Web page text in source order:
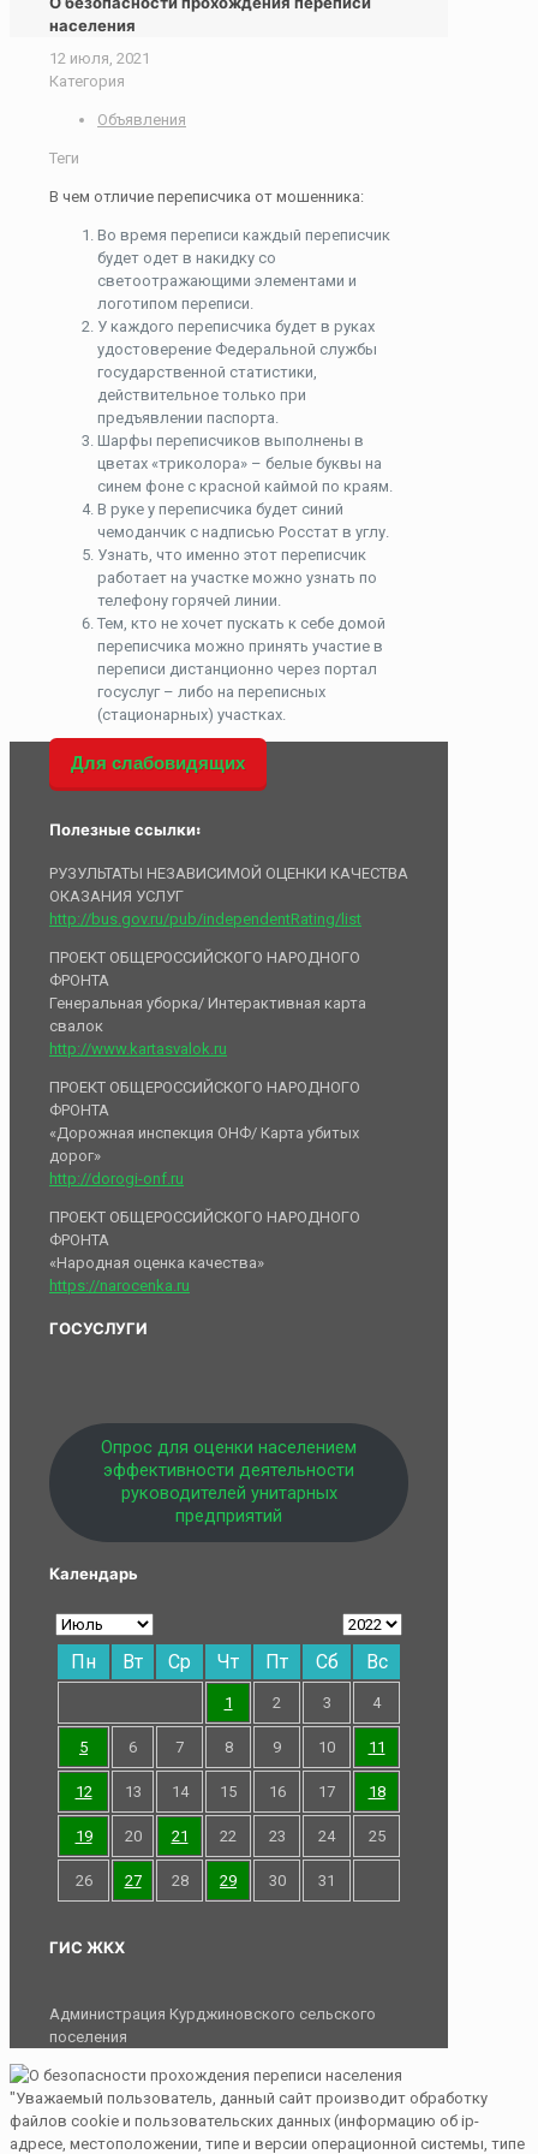
населения
12 июля, 2021
Категория
Объявления
Теги
В чем отличие переписчика от мошенника:
Во время переписи каждый переписчик
будет одет в накидку со
светоотражающими элементами и
логотипом переписи.
У каждого переписчика будет в руках
удостоверение Федеральной службы
государственной статистики,
действительное только при
предъявлении паспорта.
Шарфы переписчиков выполнены в
цветах «триколора» – белые буквы на
синем фоне с красной каймой по краям.
В руке у переписчика будет синий
чемоданчик с надписью Росстат в углу.
Узнать, что именно этот переписчик
работает на участке можно узнать по
телефону горячей линии.
Тем, кто не хочет пускать к себе домой
переписчика можно принять участие в
переписи дистанционно через портал
госуслуг – либо на переписных
(стационарных) участках.
Для слабовидящих
Полезные ссылки:
РУЗУЛЬТАТЫ НЕЗАВИСИМОЙ ОЦЕНКИ КАЧЕСТВА
ОКАЗАНИЯ УСЛУГ
http://bus.gov.ru/pub/independentRating/list
ПРОЕКТ ОБЩЕРОССИЙСКОГО НАРОДНОГО
ФРОНТА
Генеральная уборка/ Интерактивная карта
свалок
http://www.kartasvalok.ru
ПРОЕКТ ОБЩЕРОССИЙСКОГО НАРОДНОГО
ФРОНТА
«Дорожная инспекция ОНФ/ Карта убитых
дорог»
http://dorogi-onf.ru
ПРОЕКТ ОБЩЕРОССИЙСКОГО НАРОДНОГО
ФРОНТА
«Народная оценка качества»
https://narocenka.ru
ГОСУСЛУГИ
Опрос для оценки населением
эффективности деятельности
руководителей унитарных
предприятий
Календарь
Пн Вт Ср Чт Пт Сб Вс
1 2 3 4
5 6 7 8 9 10 11
12 13 14 15 16 17 18
19 20 21 22 23 24 25
26 27 28 29 30 31
ГИС ЖКХ
Администрация Курджиновского сельского
поселения
"Уважаемый пользователь, данный сайт производит обработку
файлов cookie и пользовательских данных (информацию об ip-
адресе, местоположении, типе и версии операционной системы, типе